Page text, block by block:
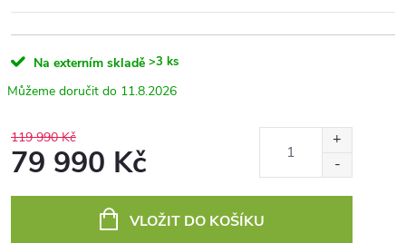
Na externím skladě >3 ks
11.8.2026
119 990 Kč
79 990 Kč
VLOŽIT DO KOŠÍKU